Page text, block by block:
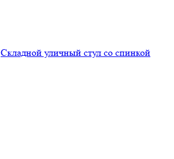
Складной уличный стул со спинкой